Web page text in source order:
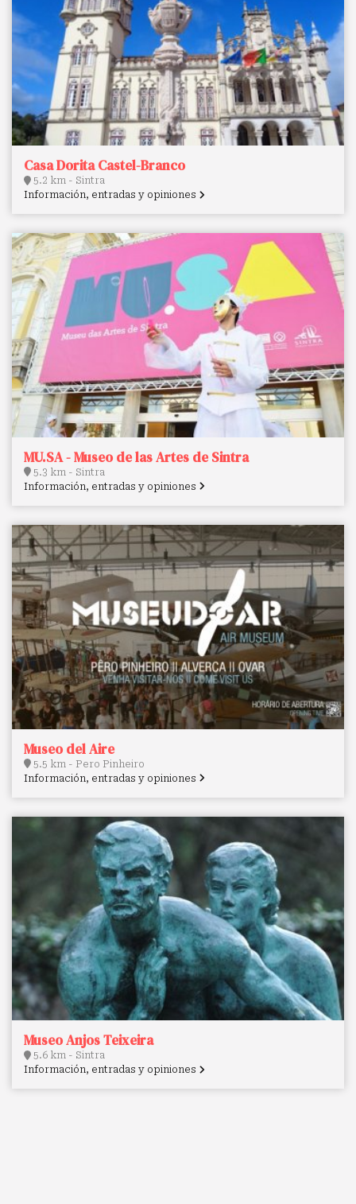
Casa Dorita Castel-Branco
5.2 km - Sintra
Información, entradas y opiniones
MU.SA - Museo de las Artes de Sintra
5.3 km - Sintra
Información, entradas y opiniones
Museo del Aire
5.5 km - Pero Pinheiro
Información, entradas y opiniones
Museo Anjos Teixeira
5.6 km - Sintra
Información, entradas y opiniones